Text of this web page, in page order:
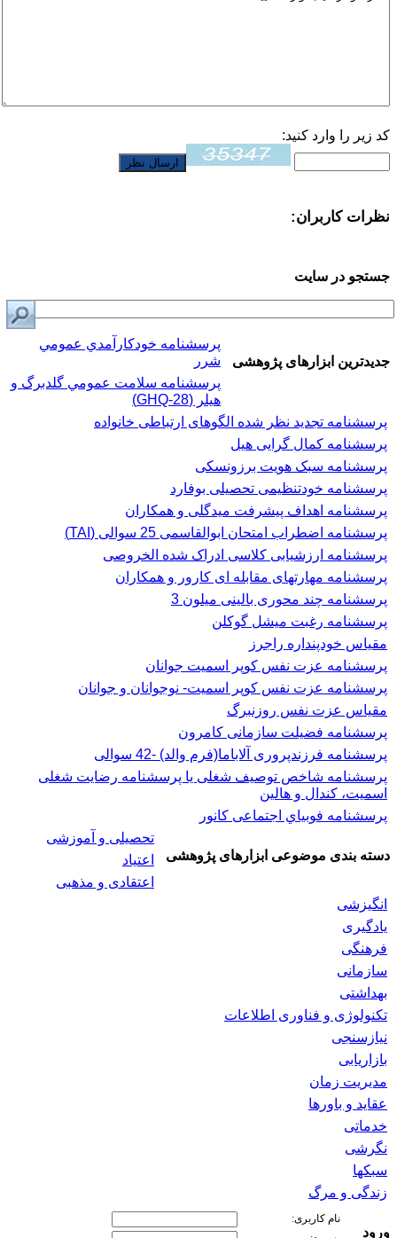
کد زیر را وارد کنید:
نظرات کاربران:
جستجو در سایت
جدیدترین ابزارهای پژوهشی
پرسشنامه خودكارآمدي عمومي
شرر
پرسشنامه سلامت عمومي گلدبرگ و
هیلر (GHQ-28)
پرسشنامه تجدید نظر شده الگوهای ارتباطی خانواده
پرسشنامه کمال گرایی هیل
پرسشنامه سبک هویت برزونسکی
پرسشنامه خودتنظیمی تحصیلی بوفارد
پرسشنامه اهداف پیشرفت میدگلی و همکاران
پرسشنامه اضطراب امتحان ابوالقاسمی 25 سوالی (TAI)
پرسشنامه ارزشیابی کلاسی ادراک شده الخروصی
پرسشنامه مهارتهای مقابله ای کارور و همکاران
پرسشنامه چند محوری بالینی میلون 3
پرسشنامه رغبت ميشل گوكلن
مقیاس خودپنداره راجرز
پرسشنامه عزت نفس كوپر اسميت جوانان
پرسشنامه عزت نفس کوپر اسمیت- نوجوانان و جوانان
مقیاس عزت نفس روزنبرگ
پرسشنامه فضیلت سازمانی کامرون
پرسشنامه فرزندپروری آلاباما(فرم والد) -42 سوالی
پرسشنامه شاخص توصیف شغلی یا پرسشنامه رضایت شغلی
اسميت، كندال و هالين
پرسشنامه فوبياي اجتماعی کانور
دسته بندی موضوعی ابزارهای پژوهشی
تحصیلی و آموزشی
اعتیاد
اعتقادی و مذهبی
انگیزشی
یادگیری
فرهنگی
سازمانی
بهداشتی
تکنولوژی و فناوری اطلاعات
نیازسنجی
بازاریابی
مدیریت زمان
عقاید و باورها
خدماتی
نگرشی
سبکها
زندگی و مرگ
ورود
نام کاربری: